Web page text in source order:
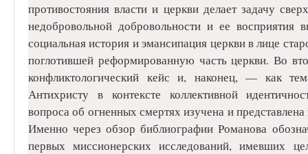
противостояния власти и церкви делает задачу
недобровольной добровольности и ее восприятия
социальная история и эмансипация церкви в лице
поглотившей реформированную часть церкви. Во
конфликтологический кейс и, наконец, — как
Антихристу в контексте коллективной
вопроса об огненных смертях изучена и
Именно через обзор библиографии Романова
первых миссионерских исследований, имевших